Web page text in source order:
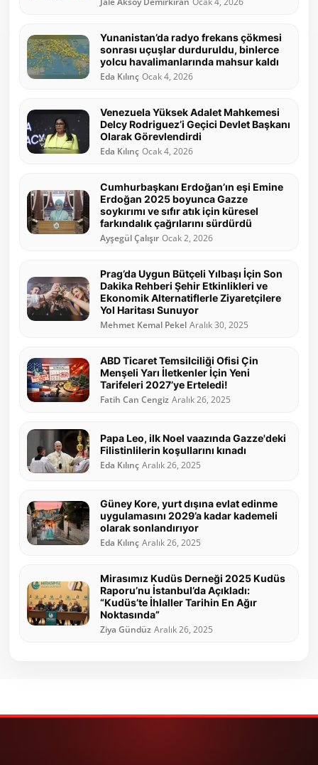
Yunanistan’da radyo frekans çökmesi
sonrası uçuşlar durduruldu, binlerce
yolcu havalimanlarında mahsur kaldı
Eda Kılınç Ocak 4, 2026
Venezuela Yüksek Adalet Mahkemesi
Delcy Rodriguez’i Geçici Devlet Başkanı
Olarak Görevlendirdi
Eda Kılınç Ocak 4, 2026
Cumhurbaşkanı Erdoğan’ın eşi Emine
Erdoğan 2025 boyunca Gazze
soykırımı ve sıfır atık için küresel
farkındalık çağrılarını sürdürdü
Ayşegül Çalışır Ocak 2, 2026
Prag’da Uygun Bütçeli Yılbaşı İçin Son
Dakika Rehberi Şehir Etkinlikleri ve
Ekonomik Alternatiflerle Ziyaretçilere
Yol Haritası Sunuyor
Mehmet Kemal Pekel Aralık 30, 2025
ABD Ticaret Temsilciliği Ofisi Çin
Menşeli Yarı İletkenler İçin Yeni
Tarifeleri 2027’ye Erteledi!
Fatih Can Cengiz Aralık 26, 2025
Papa Leo, ilk Noel vaazında Gazze'deki
Filistinlilerin koşullarını kınadı
Eda Kılınç Aralık 26, 2025
Güney Kore, yurt dışına evlat edinme
uygulamasını 2029’a kadar kademeli
olarak sonlandırıyor
Eda Kılınç Aralık 26, 2025
Mirasımız Kudüs Derneği 2025 Kudüs
Raporu’nu İstanbul’da Açıkladı:
“Kudüs’te İhlaller Tarihin En Ağır
Noktasında”
Ziya Gündüz Aralık 26, 2025